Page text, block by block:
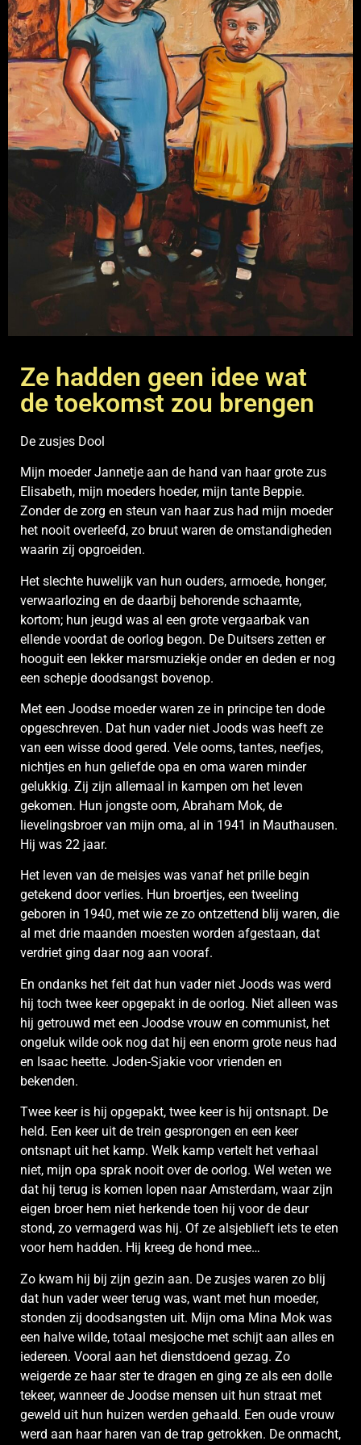
Ze hadden geen idee wat
de toekomst zou brengen
De zusjes Dool
Mijn moeder Jannetje aan de hand van haar grote zus
Elisabeth, mijn moeders hoeder, mijn tante Beppie.
Zonder de zorg en steun van haar zus had mijn moeder
het nooit overleefd, zo bruut waren de omstandigheden
waarin zij opgroeiden.
Het slechte huwelijk van hun ouders, armoede, honger,
verwaarlozing en de daarbij behorende schaamte,
kortom; hun jeugd was al een grote vergaarbak van
ellende voordat de oorlog begon. De Duitsers zetten er
hooguit een lekker marsmuziekje onder en deden er nog
een schepje doodsangst bovenop.
Met een Joodse moeder waren ze in principe ten dode
opgeschreven. Dat hun vader niet Joods was heeft ze
van een wisse dood gered. Vele ooms, tantes, neefjes,
nichtjes en hun geliefde opa en oma waren minder
gelukkig. Zij zijn allemaal in kampen om het leven
gekomen. Hun jongste oom, Abraham Mok, de
lievelingsbroer van mijn oma, al in 1941 in Mauthausen.
Hij was 22 jaar.
Het leven van de meisjes was vanaf het prille begin
getekend door verlies. Hun broertjes, een tweeling
geboren in 1940, met wie ze zo ontzettend blij waren, die
al met drie maanden moesten worden afgestaan, dat
verdriet ging daar nog aan vooraf.
En ondanks het feit dat hun vader niet Joods was werd
hij toch twee keer opgepakt in de oorlog. Niet alleen was
hij getrouwd met een Joodse vrouw en communist, het
ongeluk wilde ook nog dat hij een enorm grote neus had
en Isaac heette. Joden-Sjakie voor vrienden en
bekenden.
Twee keer is hij opgepakt, twee keer is hij ontsnapt. De
held. Een keer uit de trein gesprongen en een keer
ontsnapt uit het kamp. Welk kamp vertelt het verhaal
niet, mijn opa sprak nooit over de oorlog. Wel weten we
dat hij terug is komen lopen naar Amsterdam, waar zijn
eigen broer hem niet herkende toen hij voor de deur
stond, zo vermagerd was hij. Of ze alsjeblieft iets te eten
voor hem hadden. Hij kreeg de hond mee…
Zo kwam hij bij zijn gezin aan. De zusjes waren zo blij
dat hun vader weer terug was, want met hun moeder,
stonden zij doodsangsten uit. Mijn oma Mina Mok was
een halve wilde, totaal mesjoche met schijt aan alles en
iedereen. Vooral aan het dienstdoend gezag. Zo
weigerde ze haar ster te dragen en ging ze als een dolle
tekeer, wanneer de Joodse mensen uit hun straat met
geweld uit hun huizen werden gehaald. Een oude vrouw
werd aan haar haren van de trap getrokken. De onmacht,